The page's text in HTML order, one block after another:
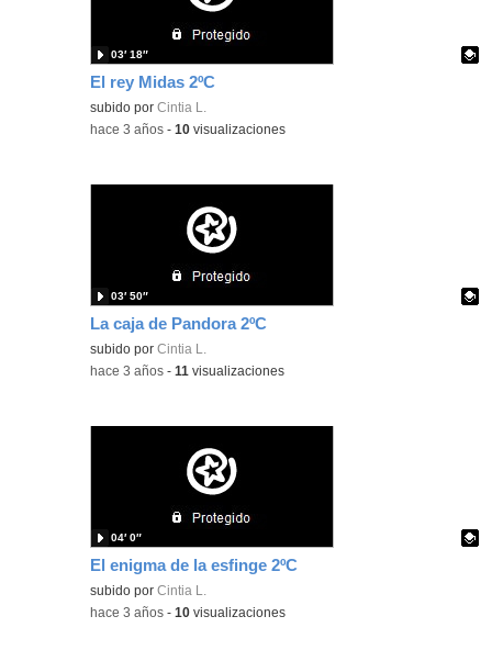
El rey Midas 2ºC
Contenido educativo.
subido porCintia L.
03′ 18″
-hace 3 años -10 visualizaciones
La caja de Pandora 2ºC
Contenido educativo.
subido porCintia L.
03′ 50″
-hace 3 años -11 visualizaciones
El enigma de la esfinge 2ºC
Contenido educativo.
subido porCintia L.
04′ 0″
-hace 3 años -10 visualizaciones